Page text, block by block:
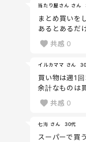
当たり屋さん さん
まとめ買いを
あるとあるだ
共感 0
イルカママ さん
買い物は週1回
余計なものは
共感 0
七海 さん 30代
スーパーで買